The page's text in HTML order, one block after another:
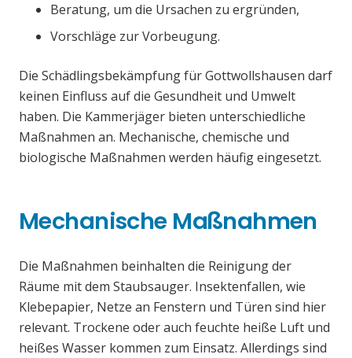
Beratung, um die Ursachen zu ergründen,
Vorschläge zur Vorbeugung.
Die Schädlingsbekämpfung für Gottwollshausen darf
keinen Einfluss auf die Gesundheit und Umwelt
haben. Die Kammerjäger bieten unterschiedliche
Maßnahmen an. Mechanische, chemische und
biologische Maßnahmen werden häufig eingesetzt.
Mechanische Maßnahmen
Die Maßnahmen beinhalten die Reinigung der
Räume mit dem Staubsauger. Insektenfallen, wie
Klebepapier, Netze an Fenstern und Türen sind hier
relevant. Trockene oder auch feuchte heiße Luft und
heißes Wasser kommen zum Einsatz. Allerdings sind